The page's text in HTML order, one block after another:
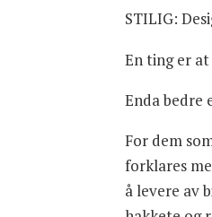
STILIG:
En ting er
Enda bedre
For dem
forklares
å levere av